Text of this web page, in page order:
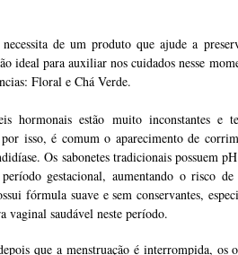
de um produto que ajude a
ideal para auxiliar nos cuidados nesse
Floral e Chá Verde.
hormonais estão muito inconstantes e
isso, é comum o aparecimento de
Os sabonetes tradicionais possuem
gestacional, aumentando o risco de
fórmula suave e sem conservantes,
vaginal saudável neste período.
que a menstruação é interrompida,